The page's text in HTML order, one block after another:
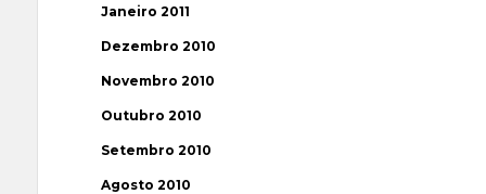
Janeiro 2011
Dezembro 2010
Novembro 2010
Outubro 2010
Setembro 2010
Agosto 2010